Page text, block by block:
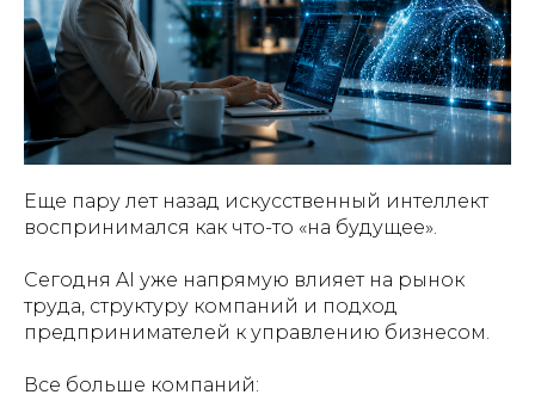
Еще пару лет назад искусственный интеллект
воспринимался как что-то «на будущее».
Сегодня AI уже напрямую влияет на рынок
труда, структуру компаний и подход
предпринимателей к управлению бизнесом.
Все больше компаний: